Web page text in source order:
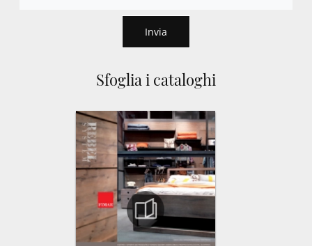
Sfoglia i cataloghi
Invia